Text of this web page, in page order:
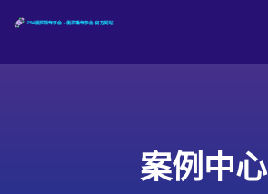
案例中心